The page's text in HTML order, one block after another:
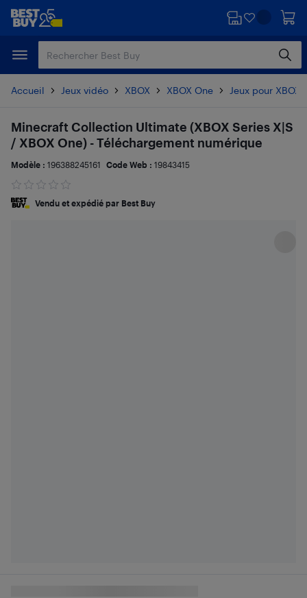
Passer
principal
Passer
Accueil Jeux vidéo XBOX XBOX One Jeux pour XBOX
Minecraft Collection Ultimate (XBOX Series X|S
/ XBOX One) - Téléchargement numérique
Modèle : 196388245161 Code Web : 19843415
Vendu et expédié par Best Buy